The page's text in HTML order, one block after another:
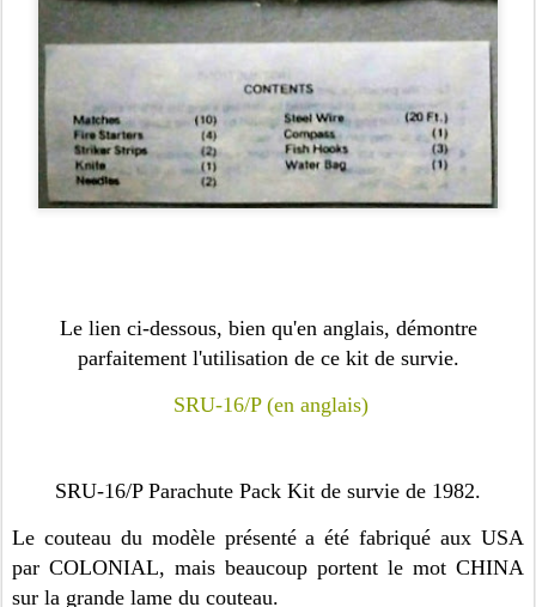
Le lien ci-dessous, bien qu'en anglais, démontre
parfaitement l'utilisation de ce kit de survie.
SRU-16/P (en anglais)
SRU-16/P Parachute Pack Kit de survie de 1982.
Le couteau du modèle présenté a été fabriqué aux USA
par COLONIAL, mais beaucoup portent le mot CHINA
sur la grande lame du couteau.